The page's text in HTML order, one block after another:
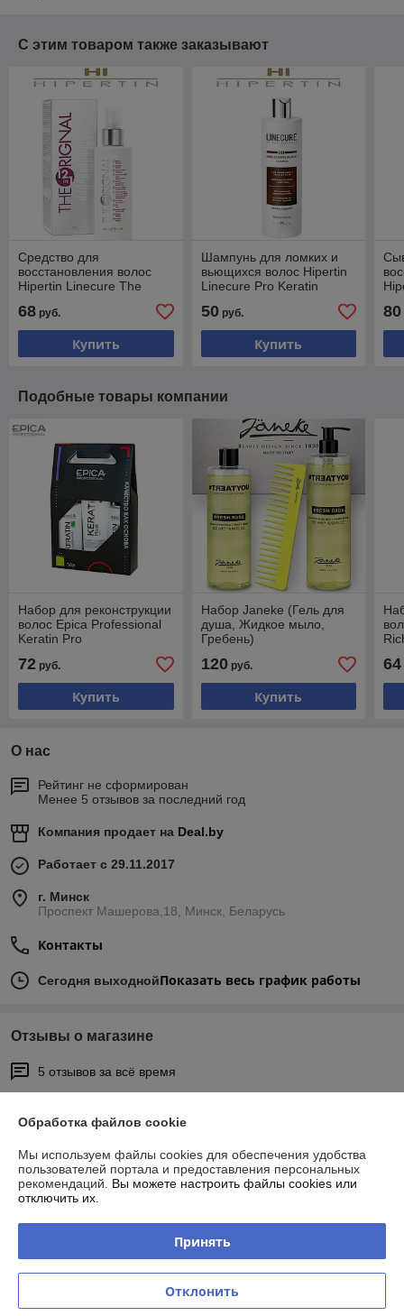
С этим товаром также заказывают
Средство для
восстановления волос
Hipertin Linecure The
68 руб.
Купить
Шампунь для ломких и
вьющихся волос Hipertin
Linecure Pro Keratin
50руб.
Купить
80
Подобные товары компании
Набор для реконструкции
волос Epica Professional
Keratin Pro
72 руб.
Купить
Набор Janeke (Гель для
душа, Жидкое мыло,
Гребень)
120руб.
Купить
64
О нас
Рейтинг не сформирован
Менее 5 отзывов за последний год
Компания продает на Deal.by
Работает с 29.11.2017
г. Минск
Проспект Машерова,18, Минск, Беларусь
Контакты
Сегодня выходнойПоказать весь график работы
Отзывы о магазине
5 отзывов за всё время
Решил попробовать горячее масло для бороды. Наткнулся на
товар, увидел приятную скидку, заказал. Связались, отправили
аккуратно упакована), доволен. Продавца рекомендую!
17.04.2024
Екатерина
Обработка файлов cookie
Мы используем файлы cookies для обеспечения удобства
пользователей портала и предоставления персональных
рекомендаций. Вы можете настроить файлы cookies или
отключить их.
Принять
Отклонить